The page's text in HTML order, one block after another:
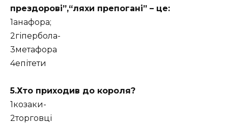
прездорові”,“ляхи препогані” – це:
1анафора;
2гіпербола-
3метафора
4епітети
5.Хто приходив до короля?
1козаки-
2торговці